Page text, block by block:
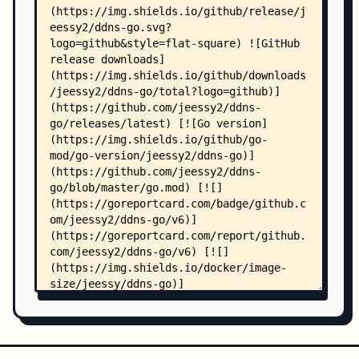
    │   ├── cloudflare.go
    │   ├── cloudflare_test.go
    │   ├── cloudns.go
    │   ├── dnsla.go
    │   ├── dnspod.go
    │   ├── dynadot.go
    │   ├── dynv6.go
    │   ├── edgeone.go
    │   ├── edgeone_origin.go
    │   ├── edgeone_origin_test.go
    │   ├── eranet.go
    │   ├── gcore.go
    │   ├── godaddy.go
    │   ├── hipmdnsmgr.go
    │   ├── huawei.go
    │   ├── index.go
    │   ├── name_com.go
    │   ├── namecheap.go
    │   ├── namesilo.go
    │   ├── nowcn.go
    │   ├── porkbun.go